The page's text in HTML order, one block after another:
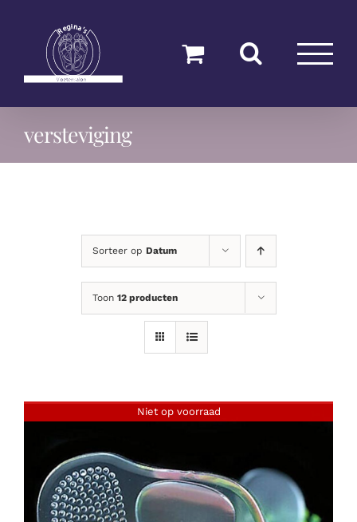
versteviging
Sorteer op Datum
Toon 12 producten
Niet op voorraad